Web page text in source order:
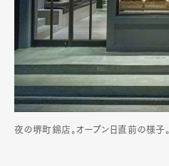
夜の堺町錦店。オープン日直前の様子。